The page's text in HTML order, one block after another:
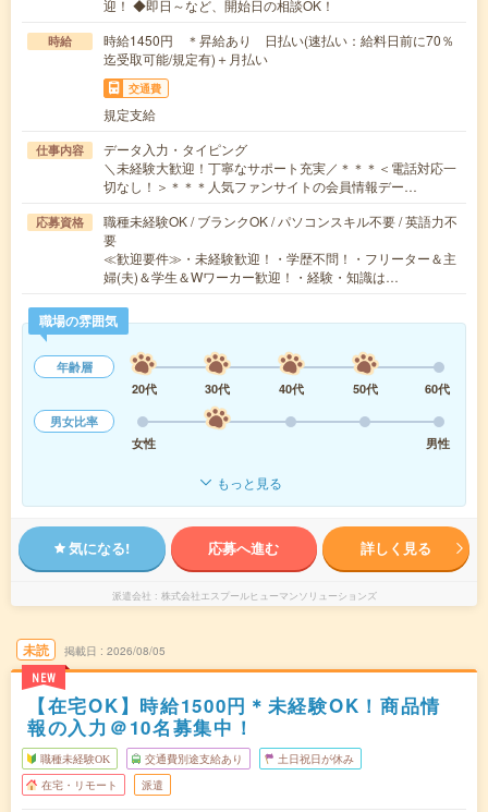
迎！ ◆即日～など、開始日の相談OK！
時給
時給1450円 ＊昇給あり 日払い(速払い：給料日前に70％
迄受取可能/規定有)＋月払い
交通費
規定支給
仕事内容
データ入力・タイピング
＼未経験大歓迎！丁寧なサポート充実／＊＊＊＜電話対応一
切なし！＞＊＊＊人気ファンサイトの会員情報デー…
応募資格
職種未経験OK / ブランクOK / パソコンスキル不要 / 英語力不
要
≪歓迎要件≫・未経験歓迎！・学歴不問！・フリーター＆主
婦(夫)＆学生＆Wワーカー歓迎！・経験・知識は…
職場の雰囲気
年齢層
20代
30代 40代 50代
60代
男女比率
女性
男性
もっと見る
気になる! 応募へ進む 詳しく見る
派遣会社 株式会社エスプールヒューマンソリューションズ
未読
NEW
掲載日 2026/08/05
【在宅OK】時給1500円＊未経験OK！商品情
報の入力＠10名募集中！
職種未経験OK 交通費別途支給あり 土日祝日が休み
在宅・リモート 派遣